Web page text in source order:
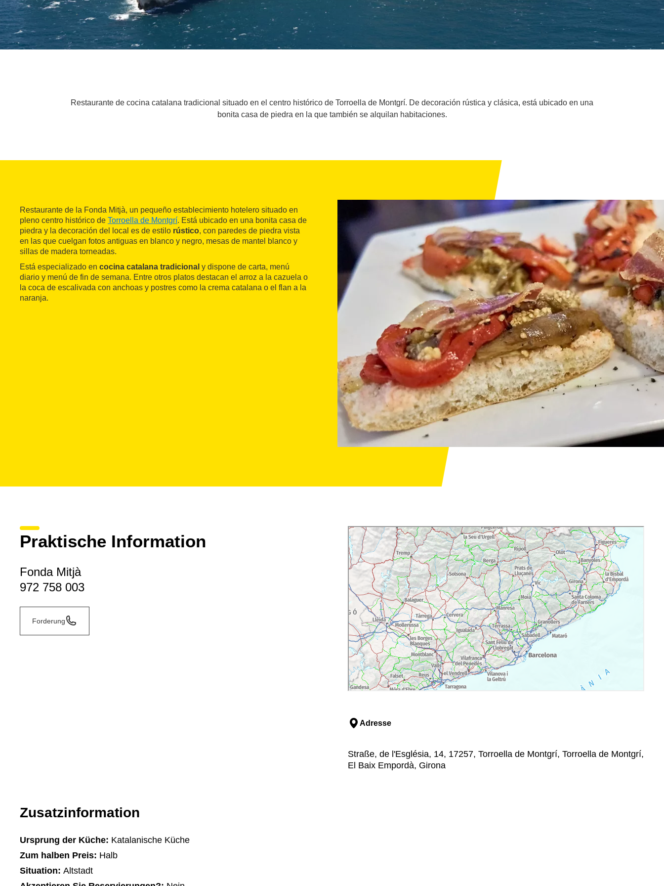
Restaurante de cocina catalana tradicional situado en el centro histórico de Torroella de Montgrí. De decoración rústica y clásica, está ubicado en una
bonita casa de piedra en la que también se alquilan habitaciones.
Restaurante de la Fonda Mitjà, un pequeño establecimiento hotelero situado en
pleno centro histórico de Torroella de Montgrí. Está ubicado en una bonita casa de
piedra y la decoración del local es de estilo rústico, con paredes de piedra vista
en las que cuelgan fotos antiguas en blanco y negro, mesas de mantel blanco y
sillas de madera torneadas.
Está especializado en cocina catalana tradicional y dispone de carta, menú
diario y menú de fin de semana. Entre otros platos destacan el arroz a la cazuela o
la coca de escalivada con anchoas y postres como la crema catalana o el flan a la
naranja.
Praktische Information
Fonda Mitjà
972 758 003
Forderung
Adresse
Straße, de l'Església, 14, 17257, Torroella de Montgrí, Torroella de Montgrí,
El Baix Empordà, Girona
Zusatzinformation
Ursprung der Küche: Katalanische Küche
Zum halben Preis: Halb
Situation: Altstadt